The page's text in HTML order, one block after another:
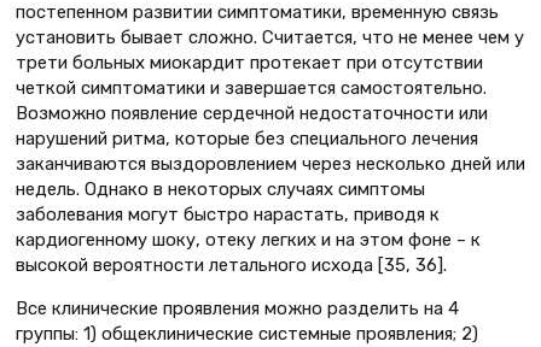
постепенном развитии симптоматики, временную связь
установить бывает сложно. Считается, что не менее чем у
трети больных миокардит протекает при отсутствии
четкой симптоматики и завершается самостоятельно.
Возможно появление сердечной недостаточности или
нарушений ритма, которые без специального лечения
заканчиваются выздоровлением через несколько дней или
недель. Однако в некоторых случаях симптомы
заболевания могут быстро нарастать, приводя к
кардиогенному шоку, отеку легких и на этом фоне – к
высокой вероятности летального исхода [35, 36].
Все клинические проявления можно разделить на 4
группы: 1) общеклинические системные проявления; 2)